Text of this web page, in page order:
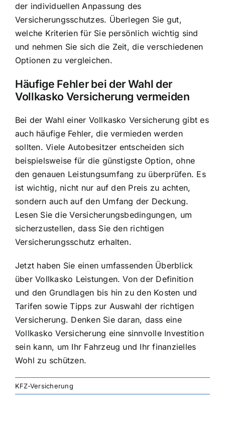
der individuellen Anpassung des
Versicherungsschutzes. Überlegen Sie gut,
welche Kriterien für Sie persönlich wichtig sind
und nehmen Sie sich die Zeit, die verschiedenen
Optionen zu vergleichen.
Häufige Fehler bei der Wahl der
Vollkasko Versicherung vermeiden
Bei der Wahl einer Vollkasko Versicherung gibt es
auch häufige Fehler, die vermieden werden
sollten. Viele Autobesitzer entscheiden sich
beispielsweise für die günstigste Option, ohne
den genauen Leistungsumfang zu überprüfen. Es
ist wichtig, nicht nur auf den Preis zu achten,
sondern auch auf den Umfang der Deckung.
Lesen Sie die Versicherungsbedingungen, um
sicherzustellen, dass Sie den richtigen
Versicherungsschutz erhalten.
Jetzt haben Sie einen umfassenden Überblick
über Vollkasko Leistungen. Von der Definition
und den Grundlagen bis hin zu den Kosten und
Tarifen sowie Tipps zur Auswahl der richtigen
Versicherung. Denken Sie daran, dass eine
Vollkasko Versicherung eine sinnvolle Investition
sein kann, um Ihr Fahrzeug und Ihr finanzielles
Wohl zu schützen.
KFZ-Versicherung